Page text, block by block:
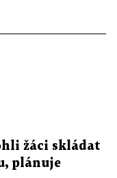
žáci skládat
plánuje